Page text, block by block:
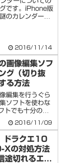
です。iPhone版
のカレンダー招
2016/11/14
画像編集ソフ
グ（切り抜
る方法
編集を行うぐら
ソフトを使わな
でも十分の性
2016/11/09
ラクエ10
の対処方法
途切れるエラ